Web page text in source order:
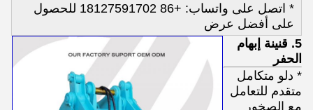
* اتصل على واتساب: +86 18127591702 للحصول
على أفضل عرض
5. قنينة إبهام
الحفر
* دلو متكامل
متقدم للتعامل
مع الصخور